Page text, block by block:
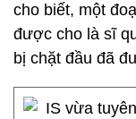
cho biết, một
được cho là sĩ
bị chặt đầu đã